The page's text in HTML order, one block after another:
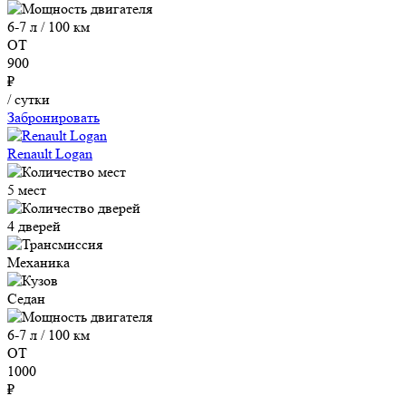
6-7 л / 100 км
ОТ
900
₽
/ сутки
Забронировать
Renault Logan
5 мест
4 дверей
Механика
Седан
6-7 л / 100 км
ОТ
1000
₽